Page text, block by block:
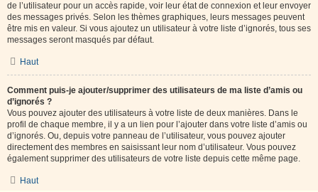
de l’utilisateur pour un accès rapide, voir leur état de connexion et leur envoyer
des messages privés. Selon les thèmes graphiques, leurs messages peuvent
être mis en valeur. Si vous ajoutez un utilisateur à votre liste d’ignorés, tous ses
messages seront masqués par défaut.
Haut
Comment puis-je ajouter/supprimer des utilisateurs de ma liste d’amis ou
d’ignorés ?
Vous pouvez ajouter des utilisateurs à votre liste de deux manières. Dans le
profil de chaque membre, il y a un lien pour l’ajouter dans votre liste d’amis ou
d’ignorés. Ou, depuis votre panneau de l’utilisateur, vous pouvez ajouter
directement des membres en saisissant leur nom d’utilisateur. Vous pouvez
également supprimer des utilisateurs de votre liste depuis cette même page.
Haut